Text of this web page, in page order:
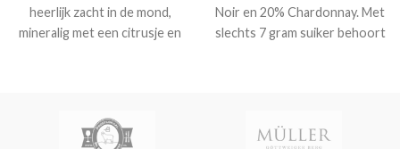
heerlijk zacht in de mond,
mineralig met een citrusje en
en noten
Noir en 20% Chardonnay. Met
slechts 7 gram suiker behoort